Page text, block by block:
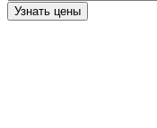
Узнать цены